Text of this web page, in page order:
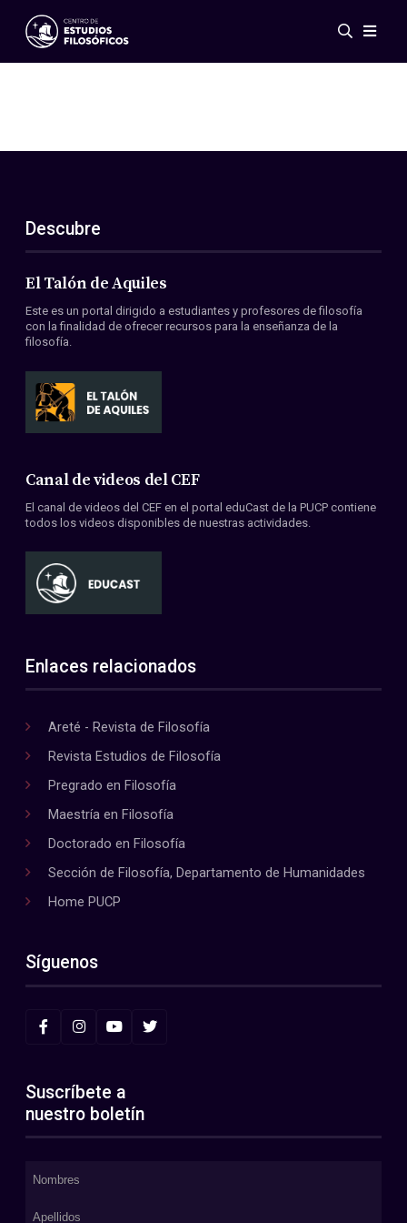
Eventos
ES
EN
Acerca de nosotros
Miembros
Convenios
Descubre
El Talón de Aquiles
Este es un portal dirigido a estudiantes y profesores de filosofía
con la finalidad de ofrecer recursos para la enseñanza de la
filosofía.
Canal de videos del CEF
El canal de videos del CEF en el portal eduCast de la PUCP contiene
todos los videos disponibles de nuestras actividades.
Enlaces relacionados
Areté - Revista de Filosofía
Revista Estudios de Filosofía
Pregrado en Filosofía
Maestría en Filosofía
Doctorado en Filosofía
Sección de Filosofía, Departamento de Humanidades
Home PUCP
Síguenos
Suscríbete a
nuestro boletín